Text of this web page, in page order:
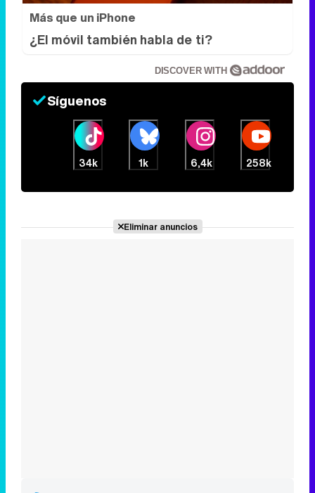
Más que un iPhone
¿El móvil también habla de ti?
DISCOVER WITH
Síguenos
34k 1k 6,4k 258k
Eliminar anuncios